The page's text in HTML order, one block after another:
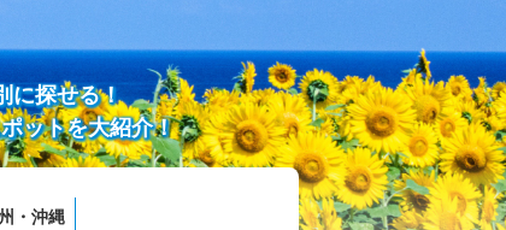
に探せる！
ットを大紹介！
・沖縄